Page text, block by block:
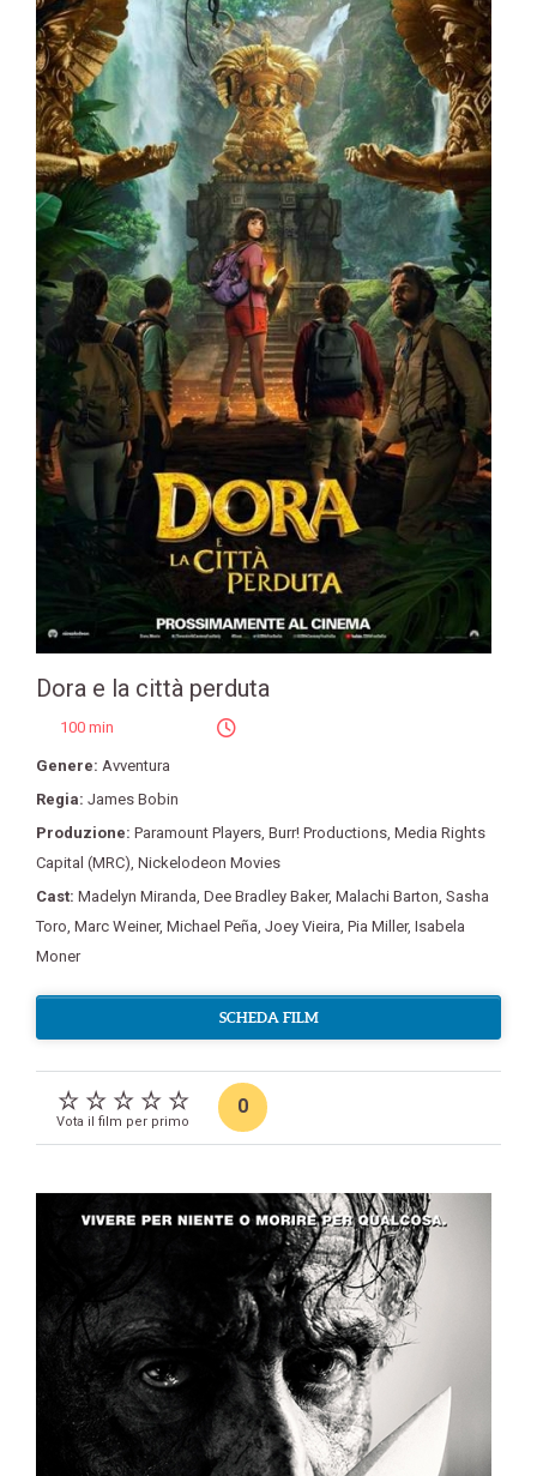
Dora e la città perduta
100 min
Genere: Avventura
Regia: James Bobin
Produzione: Paramount Players Burr! Productions Media Rights
Capital (MRC) Nickelodeon Movies
Cast: Madelyn Miranda Dee Bradley Baker, Malachi Barton Sasha
Toro Marc Weiner, Michael Peña Joey Vieira Pia Miller, Isabela
Moner
SCHEDA FILM
Vota il film per primo
0